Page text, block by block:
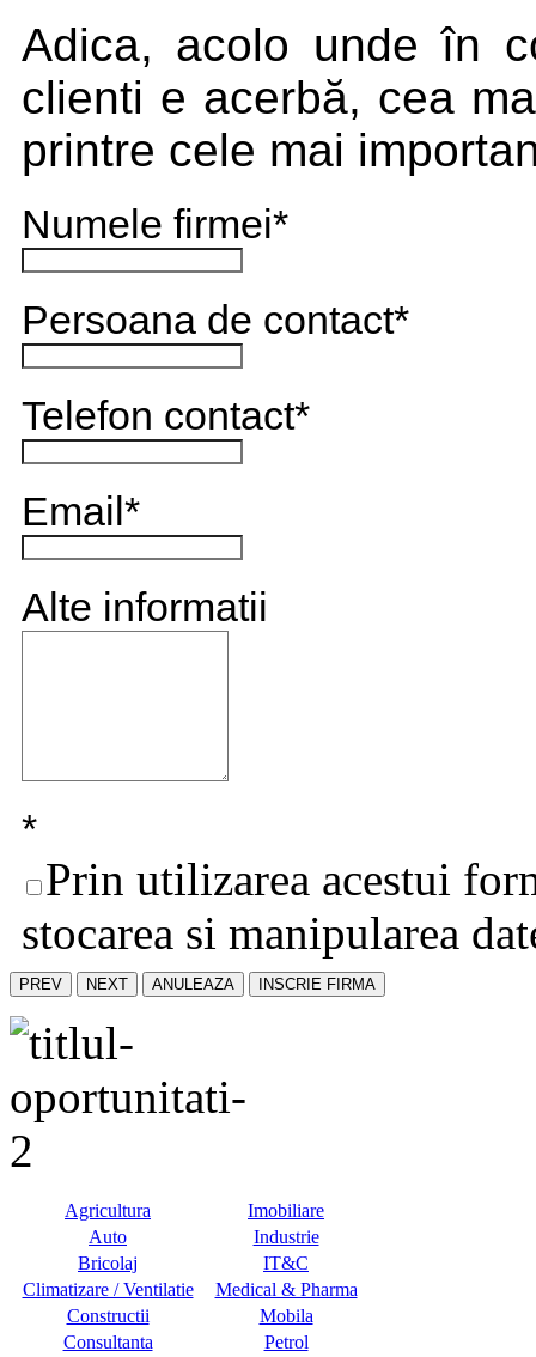
Adica, acolo unde în
clienti e acerbă, cea
printre cele mai
Numele firmei*
Persoana de contact*
Telefon contact*
Email*
Alte informatii
*
Prin utilizarea acestui
stocarea si manipularea
PREV NEXT ANULEAZA INSCRIE FIRMA
Agricultura
Imobiliare
Auto
Industrie
Bricolaj
IT&C
Climatizare / Ventilatie
Medical & Pharma
Constructii
Mobila
Consultanta
Petrol